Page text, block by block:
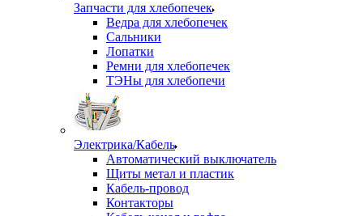
Запчасти для хлебопечек
Ведра для хлебопечек
Сальники
Лопатки
Ремни для хлебопечек
ТЭНы для хлебопечи
Электрика/Кабель
Автоматический выключатель
Щиты метал и пластик
Кабель-провод
Контакторы